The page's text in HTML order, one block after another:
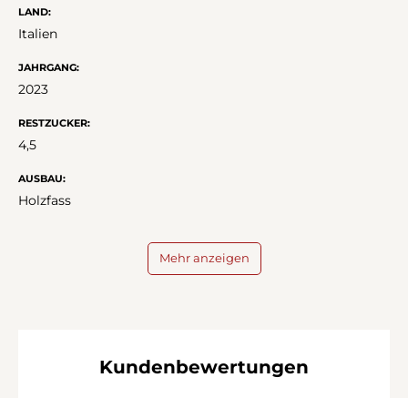
LAND:
Italien
JAHRGANG:
2023
RESTZUCKER:
4,5
AUSBAU:
Holzfass
Mehr anzeigen
Kundenbewertungen